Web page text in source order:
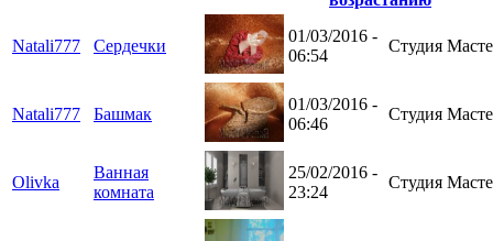
Natali777 Сердечки
01/03/2016 -
06:54
Студия
Natali777 Башмак
01/03/2016 -
06:46
Студия
Olivka
Ванная
комната
25/02/2016 -
23:24
Студия